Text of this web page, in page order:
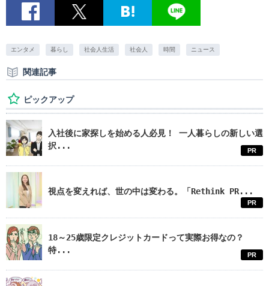
エンタメ 暮らし 社会人生活 社会人 時間 ニュース
関連記事
ピックアップ
入社後に家探しを始める人必見！ 一人暮らしの新しい選
択...
PR
視点を変えれば、世の中は変わる。「Rethink PR...
PR
18～25歳限定クレジットカードって実際お得なの？
特...
PR